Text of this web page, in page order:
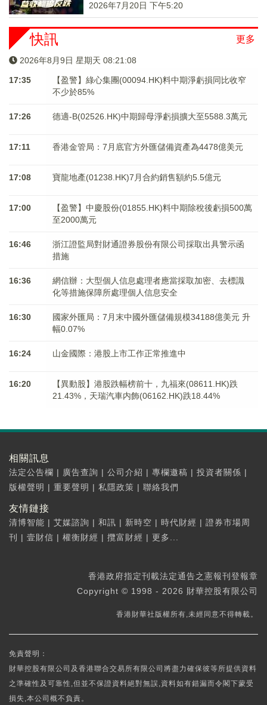
2026年7月20日 下午5:20
更多
快訊
2026年8月9日 星期天 08:21:08
17:35
【盈警】綠心集團(00094.HK)料中期淨虧損同比收窄
不少於85%
17:26 德適-B(02526.HK)中期歸母淨虧損擴大至5588.3萬元
17:11 香港金管局：7月底官方外匯儲備資產為4478億美元
17:08 寶龍地產(01238.HK)7月合約銷售額約5.5億元
17:00
【盈警】中慶股份(01855.HK)料中期除稅後虧損500萬
至2000萬元
16:46
浙江證監局對財通證券股份有限公司採取出具警示函
措施
16:36
網信辦：大型個人信息處理者應當採取加密、去標識
化等措施保障所處理個人信息安全
16:30
國家外匯局：7月末中國外匯儲備規模34188億美元 升
幅0.07%
16:24 山金國際：港股上市工作正常推進中
16:20
【異動股】港股跌幅榜前十，九福來(08611.HK)跌
21.43%，天瑞汽車内飾(06162.HK)跌18.44%
相關訊息
法定公告欄 | 廣告查詢 | 公司介紹 | 專欄邀稿 | 投資者關係 |
版權聲明 | 重要聲明 | 私隱政策 | 聯絡我們
友情鏈接
清博智能 | 艾媒諮詢 | 和訊 | 新時空 | 時代財經 | 證券市場周
刊
| 壹財信 | 權衡財經 | 攬富財經 | 更多...
香港政府指定刊載法定通告之憲報刊登報章
Copyright © 1998 - 2026 財華控股有限公司
香港財華社版權所有,未經同意不得轉載。
免責聲明：
財華控股有限公司及香港聯合交易所有限公司將盡力確保彼等所提供資料
之準確性及可靠性,但並不保證資料絕對無誤,資料如有錯漏而令閣下蒙受
損失,本公司概不負責。